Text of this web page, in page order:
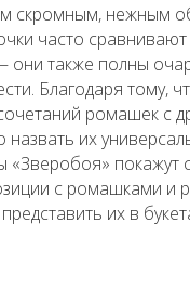
скромным, нежным
часто сравнивают
также полны
Благодаря тому,
ромашек с
назвать их
«Зверобоя» покажут
с ромашками и
их в